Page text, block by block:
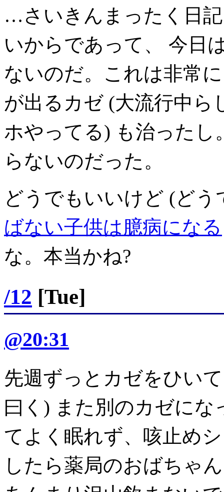
…さいきんまったく日
いからであって、 今日
ないのだ。これは非常
が出るカゼ (大流行中
ホやってる) も治ったし
らないのだった。
どうでもいいけど (ど
ばない子供は臆病になる
な。本当かね?
/12 [Tue]
@20:31
先週ずっとカゼをひい
曰く) また別のカゼに
てよく眠れず、咳止め
したら薬局のおばちゃ